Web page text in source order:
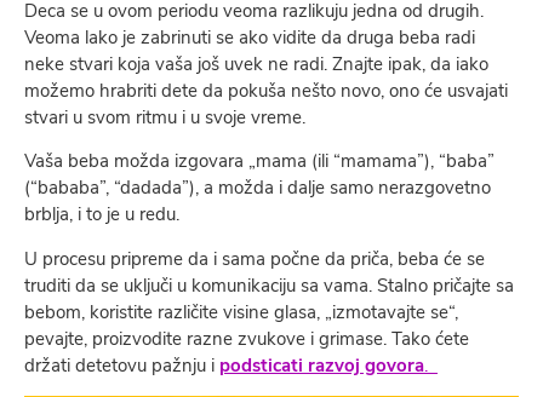
Deca se u ovom periodu veoma razlikuju jedna od drugih.
Veoma lako je zabrinuti se ako vidite da druga beba radi
neke stvari koja vaša još uvek ne radi. Znajte ipak, da iako
možemo hrabriti dete da pokuša nešto novo, ono će usvajati
stvari u svom ritmu i u svoje vreme.
Vaša beba možda izgovara „mama (ili “mamama”), “baba”
(“bababa”, “dadada”), a možda i dalje samo nerazgovetno
brblja, i to je u redu.
U procesu pripreme da i sama počne da priča, beba će se
truditi da se uključi u komunikaciju sa vama. Stalno pričajte sa
bebom, koristite različite visine glasa, „izmotavajte se“,
pevajte, proizvodite razne zvukove i grimase. Tako ćete
držati detetovu pažnju i podsticati razvoj govora.